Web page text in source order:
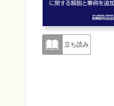
立ち読み